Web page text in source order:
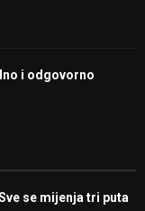
i odgovorno
se mijenja tri puta